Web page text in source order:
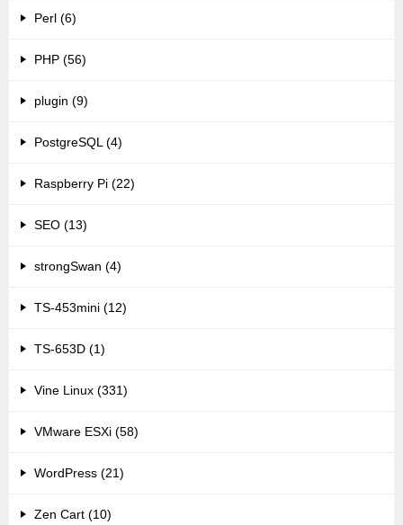
Perl (6)
PHP (56)
plugin (9)
PostgreSQL (4)
Raspberry Pi (22)
SEO (13)
strongSwan (4)
TS-453mini (12)
TS-653D (1)
Vine Linux (331)
VMware ESXi (58)
WordPress (21)
Zen Cart (10)